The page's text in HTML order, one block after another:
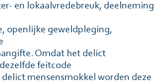
en lokaalvredebreuk, deelneming
openlijke geweldpleging,
Omdat het delict
feitcode
mensensmokkel worden deze